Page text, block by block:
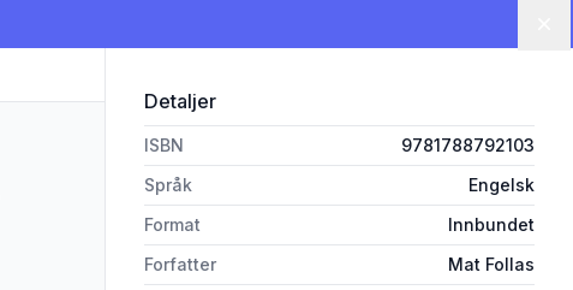
Detaljer
ISBN
9781788792103
Språk
Engelsk
Format
Innbundet
Forfatter
Mat Follas